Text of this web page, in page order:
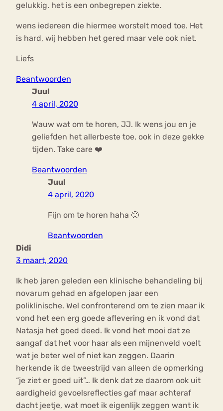
gelukkig. het is een onbegrepen ziekte.
wens iedereen die hiermee worstelt moed toe. Het
is hard, wij hebben het gered maar vele ook niet.
Liefs
Beantwoorden
Juul
4 april, 2020
Wauw wat om te horen, JJ. Ik wens jou en je
geliefden het allerbeste toe, ook in deze gekke
tijden. Take care ❤️
Beantwoorden
Juul
4 april, 2020
Fijn om te horen haha 🙂
Beantwoorden
Didi
3 maart, 2020
Ik heb jaren geleden een klinische behandeling bij
novarum gehad en afgelopen jaar een
poliklinische. Wel confronterend om te zien maar ik
vond het een erg goede aflevering en ik vond dat
Natasja het goed deed. Ik vond het mooi dat ze
aangaf dat het voor haar als een mijnenveld voelt
wat je beter wel of niet kan zeggen. Daarin
herkende ik de tweestrijd van alleen de opmerking
“je ziet er goed uit”… Ik denk dat ze daarom ook uit
aardigheid gevoelsreflecties gaf maar achteraf
dacht jeetje, wat moet ik eigenlijk zeggen want ik